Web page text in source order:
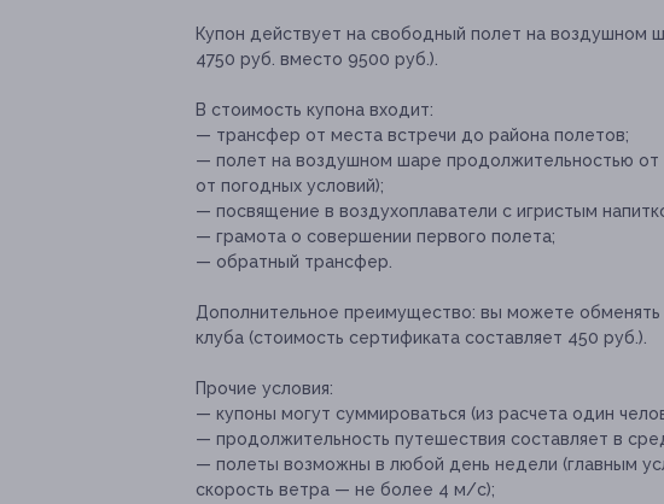
Купон действует на свободный полет на воздушном
4750 руб. вместо 9500 руб.).
В стоимость купона входит:
— трансфер от места встречи до района полетов;
— полет на воздушном шаре продолжительностью от
от погодных условий);
— посвящение в воздухоплаватели с игристым
— грамота о совершении первого полета;
— обратный трансфер.
Дополнительное преимущество: вы можете обменять
клуба (стоимость сертификата составляет 450 руб.).
Прочие условия:
— купоны могут суммироваться (из расчета один
— продолжительность путешествия составляет в
— полеты возможны в любой день недели (главным
скорость ветра — не более 4 м/с);